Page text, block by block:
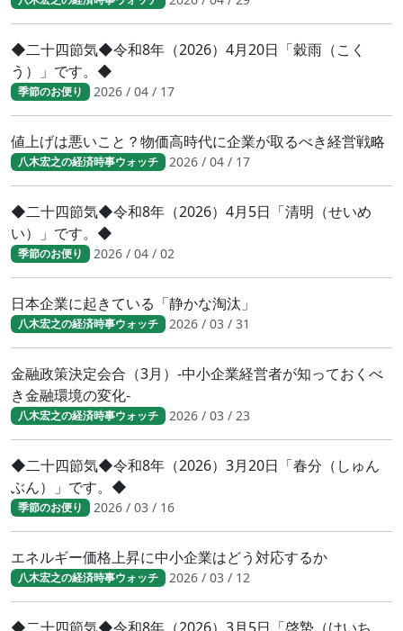
◆二十四節気◆令和8年（2026）4月20日「穀雨（こく
う）」です。◆
季節のお便り 2026 / 04 / 17
値上げは悪いこと？物価高時代に企業が取るべき経営戦略
八木宏之の経済時事ウォッチ 2026 / 04 / 17
◆二十四節気◆令和8年（2026）4月5日「清明（せいめ
い）」です。◆
季節のお便り 2026 / 04 / 02
日本企業に起きている「静かな淘汰」
八木宏之の経済時事ウォッチ 2026 / 03 / 31
金融政策決定会合（3月）-中小企業経営者が知っておくべ
き金融環境の変化-
八木宏之の経済時事ウォッチ 2026 / 03 / 23
◆二十四節気◆令和8年（2026）3月20日「春分（しゅん
ぶん）」です。◆
季節のお便り 2026 / 03 / 16
エネルギー価格上昇に中小企業はどう対応するか
八木宏之の経済時事ウォッチ 2026 / 03 / 12